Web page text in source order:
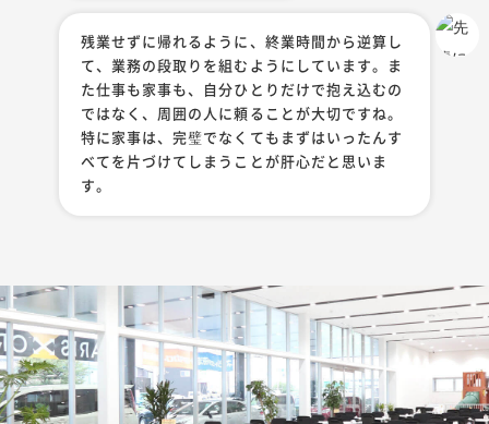
残業せずに帰れるように、終業時間から逆算し
て、業務の段取りを組むようにしています。ま
た仕事も家事も、自分ひとりだけで抱え込むの
ではなく、周囲の人に頼ることが大切ですね。
特に家事は、完璧でなくてもまずはいったんす
べてを片づけてしまうことが肝心だと思いま
す。